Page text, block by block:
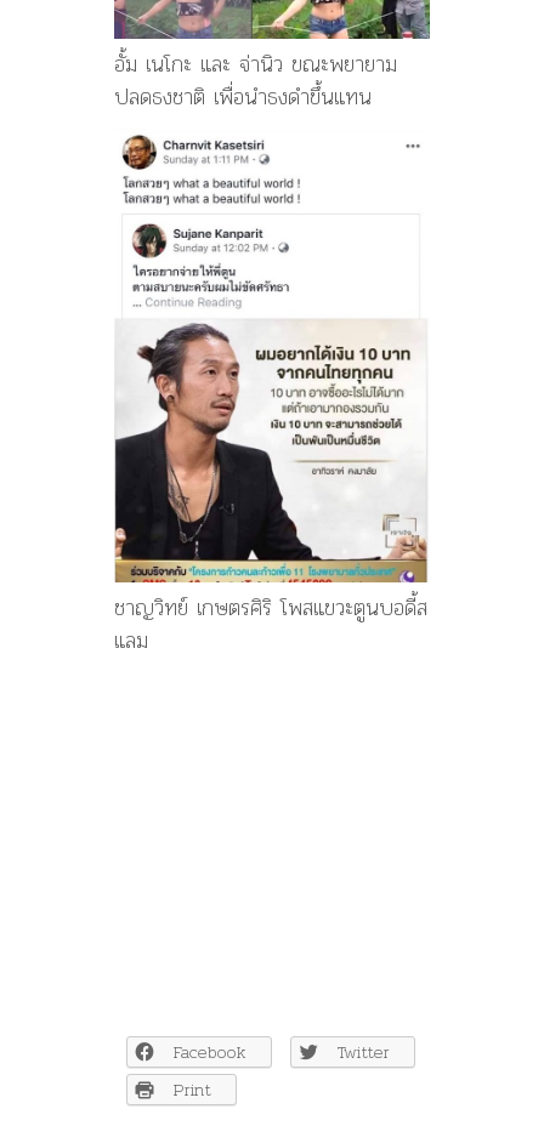
อั้ม เนโกะ และ จ่านิว ขณะพยายาม
ปลดธงชาติ เพื่อนำธงดำขึ้นแทน
ชาญวิทย์ เกษตรศิริ โพสแขวะตูนบอดี้ส
แลม
Facebook
Twitter
Print